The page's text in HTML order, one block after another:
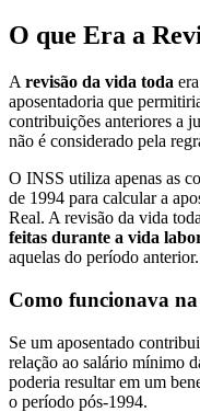
O que Era a
A revisão da vida toda
aposentadoria que
contribuições anteriores a
não é considerado pela
O INSS utiliza apenas as
de 1994 para calcular a
Real. A revisão da vida
feitas durante a vida
aquelas do período anterior.
Como funcionava
Se um aposentado
relação ao salário mínimo
poderia resultar em um
o período pós-1994.